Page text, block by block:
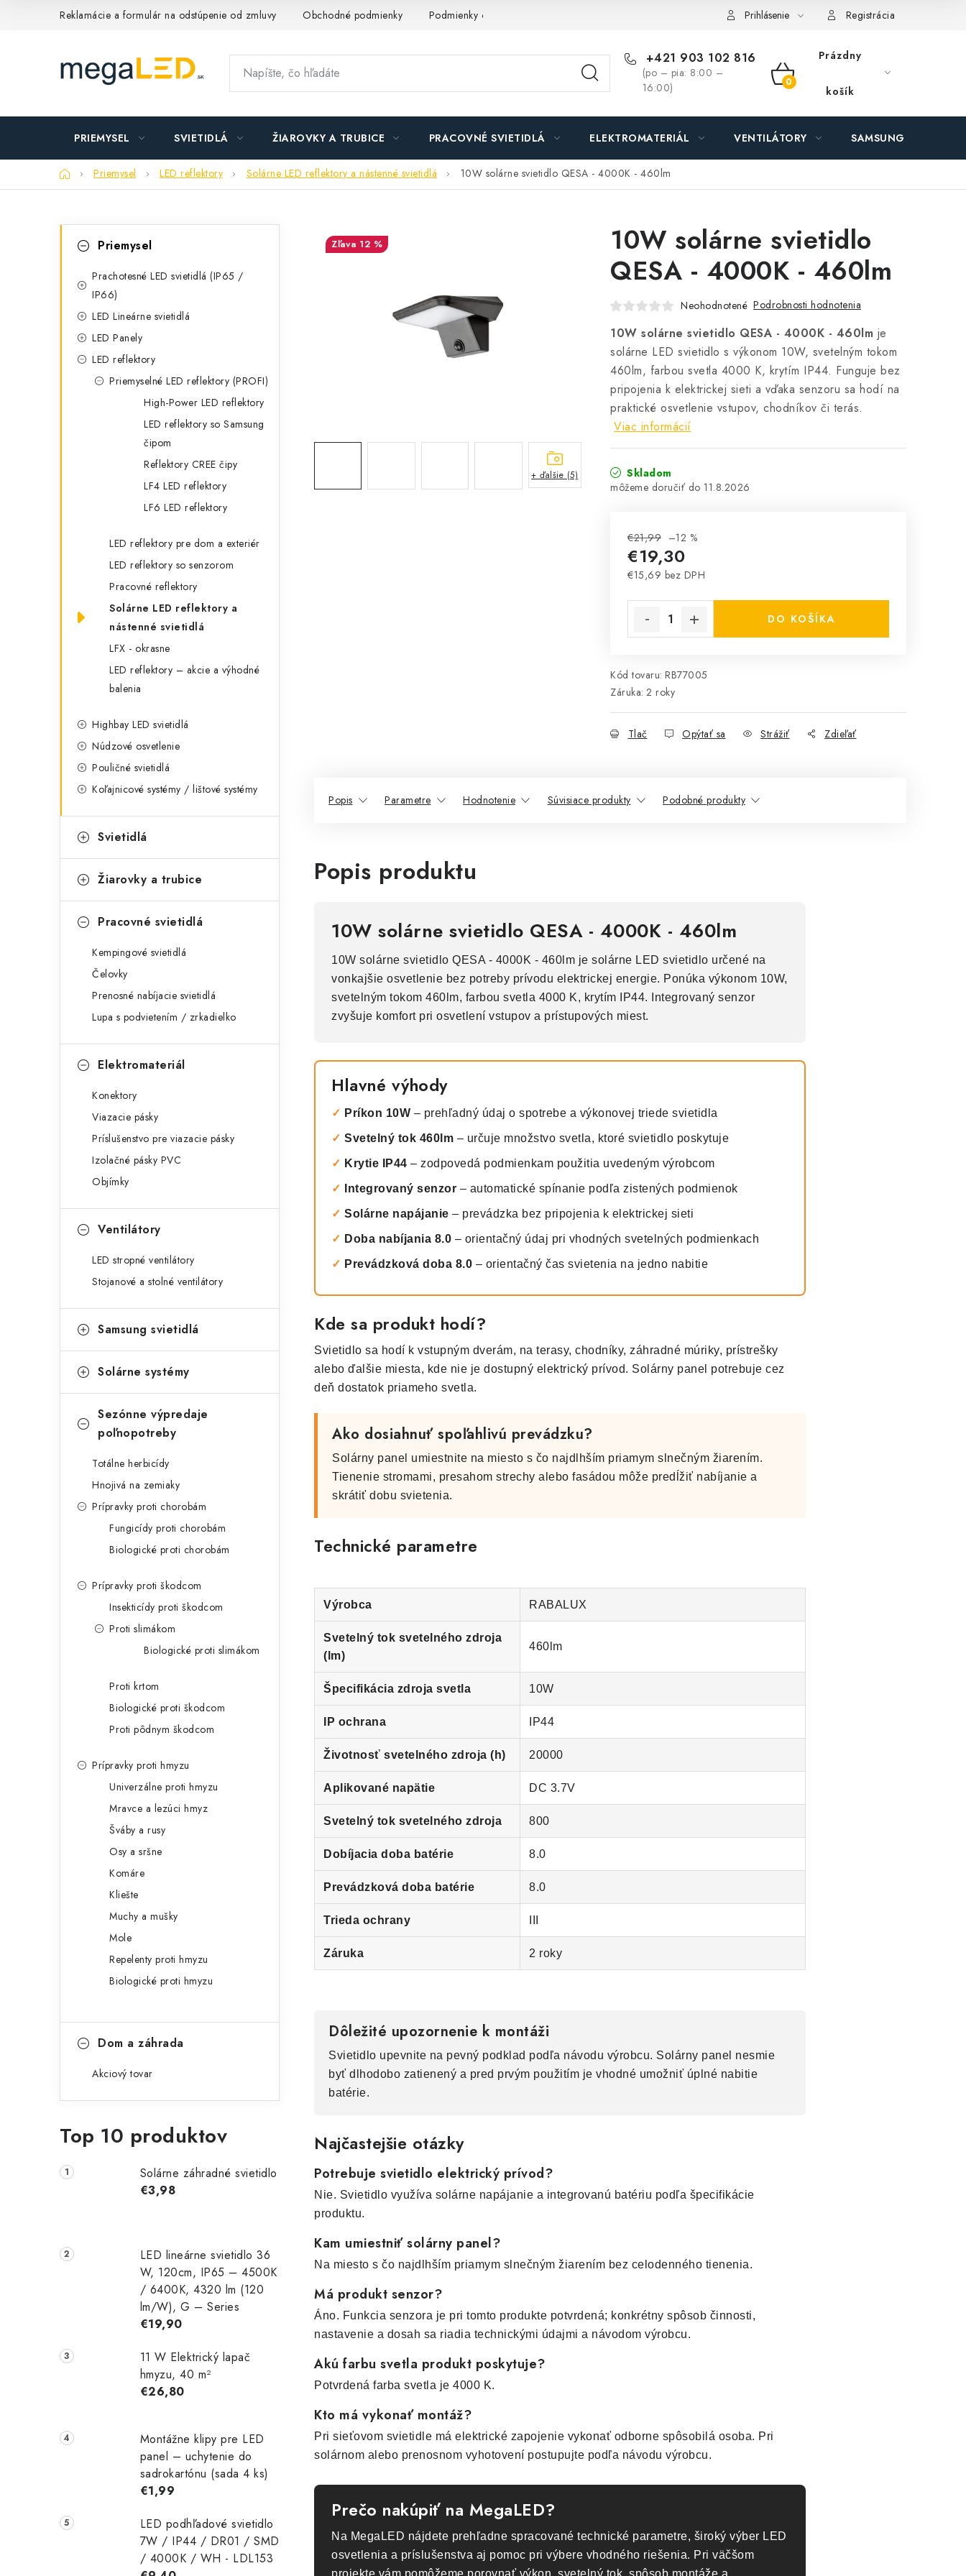
Reklamácie a formulár na odstúpenie od zmluvy Obchodné podmienky Podmienky ochrany osobných údajov O nás - MEGALED & JANTON Zákamenné Zľavy pre profíkov
Prihlásenie Registrácia
+421 903 102 816
(po – pia: 8:00 –
16:00)
NÁKUPNÝ
KOŠÍK
Prázdny
košík
PRIEMYSEL SVIETIDLÁ ŽIAROVKY A TRUBICE PRACOVNÉ SVIETIDLÁ ELEKTROMATERIÁL VENTILÁTORY SAMSUNG SVIETIDLÁ
DomovPriemysel LED reflektory Solárne LED reflektory a nástenné svietidlá 10W solárne svietidlo QESA - 4000K - 460lm
kategóriePriemysel
Prachotesné LED svietidlá (IP65 /
IP66)
LED Lineárne svietidlá
LED Panely
LED reflektory
Priemyselné LED reflektory (PROFI)
High-Power LED reflektory
LED reflektory so Samsung
čipom
Reflektory CREE čipy
LF4 LED reflektory
LF6 LED reflektory
LED reflektory pre dom a exteriér
LED reflektory so senzorom
Pracovné reflektory
Solárne LED reflektory a
nástenné svietidlá
LFX - okrasne
LED reflektory – akcie a výhodné
balenia
Highbay LED svietidlá
Núdzové osvetlenie
Pouličné svietidlá
Koľajnicové systémy / lištové systémy
Svietidlá
Žiarovky a trubice
Pracovné svietidlá
Kempingové svietidlá
Čelovky
Prenosné nabíjacie svietidlá
Lupa s podvietením / zrkadielko
Elektromateriál
Konektory
Viazacie pásky
Príslušenstvo pre viazacie pásky
Izolačné pásky PVC
Objímky
Ventilátory
LED stropné ventilátory
Stojanové a stolné ventilátory
Samsung svietidlá
Solárne systémy
Sezónne výpredaje
poľnopotreby
Totálne herbicídy
Hnojivá na zemiaky
Prípravky proti chorobám
Fungicídy proti chorobám
Biologické proti chorobám
Prípravky proti škodcom
Insekticídy proti škodcom
Proti slimákom
Biologické proti slimákom
Proti krtom
Biologické proti škodcom
Proti pôdnym škodcom
Prípravky proti hmyzu
Univerzálne proti hmyzu
Mravce a lezúci hmyz
Šváby a rusy
Osy a sršne
Komáre
Kliešte
Muchy a mušky
Mole
Repelenty proti hmyzu
Biologické proti hmyzu
Dom a záhrada
Akciový tovar
Top 10 produktov
Solárne záhradné svietidlo
€3,98
LED lineárne svietidlo 36
W, 120cm, IP65 – 4500K
/ 6400K, 4320 lm (120
lm/W), G – Series
€19,90
11 W Elektrický lapač
hmyzu, 40 m²
€26,80
Montážne klipy pre LED
panel – uchytenie do
sadrokartónu (sada 4 ks)
€1,99
LED podhľadové svietidlo
7W / IP44 / DR01 / SMD
/ 4000K / WH - LDL153
10W solárne svietidlo
QESA - 4000K - 460lm
Neohodnotené Podrobnosti hodnotenia
10W solárne svietidlo QESA - 4000K - 460lm je
solárne LED svietidlo s výkonom 10W, svetelným tokom
460lm, farbou svetla 4000 K, krytím IP44. Funguje bez
pripojenia k elektrickej sieti a vďaka senzoru sa hodí na
praktické osvetlenie vstupov, chodníkov či terás.
Viac informácií
Skladom
11.8.2026
€21,99 –12 %
€19,30
€15,69 bez DPH
DO KOŠÍKA
Kód tovaru: RB77005
Záruka: 2 roky
Tlač Opýtať sa Strážiť Zdieľať
12 %
+ ďalšie (5)
Popis Parametre Hodnotenie Súvisiace produkty Podobné produkty
Popis produktu
10W solárne svietidlo QESA - 4000K - 460lm
10W solárne svietidlo QESA - 4000K - 460lm je solárne LED svietidlo určené na
vonkajšie osvetlenie bez potreby prívodu elektrickej energie. Ponúka výkonom 10W,
svetelným tokom 460lm, farbou svetla 4000 K, krytím IP44. Integrovaný senzor
zvyšuje komfort pri osvetlení vstupov a prístupových miest.
Hlavné výhody
✓ Príkon 10W – prehľadný údaj o spotrebe a výkonovej triede svietidla
✓ Svetelný tok 460lm – určuje množstvo svetla, ktoré svietidlo poskytuje
✓ Krytie IP44 – zodpovedá podmienkam použitia uvedeným výrobcom
✓ Integrovaný senzor – automatické spínanie podľa zistených podmienok
✓ Solárne napájanie – prevádzka bez pripojenia k elektrickej sieti
✓ Doba nabíjania 8.0 – orientačný údaj pri vhodných svetelných podmienkach
✓ Prevádzková doba 8.0 – orientačný čas svietenia na jedno nabitie
Kde sa produkt hodí?
Svietidlo sa hodí k vstupným dverám, na terasy, chodníky, záhradné múriky, prístrešky
alebo ďalšie miesta, kde nie je dostupný elektrický prívod. Solárny panel potrebuje cez
deň dostatok priameho svetla.
Ako dosiahnuť spoľahlivú prevádzku?
Solárny panel umiestnite na miesto s čo najdlhším priamym slnečným žiarením.
Tienenie stromami, presahom strechy alebo fasádou môže predĺžiť nabíjanie a
skrátiť dobu svietenia.
Technické parametre
Výrobca RABALUX
Svetelný tok svetelného zdroja
(lm)
460lm
Špecifikácia zdroja svetla 10W
IP ochrana IP44
Životnosť svetelného zdroja (h) 20000
Aplikované napätie DC 3.7V
Svetelný tok svetelného zdroja 800
Dobíjacia doba batérie 8.0
Prevádzková doba batérie 8.0
Trieda ochrany
Záruka 2 roky
Dôležité upozornenie k montáži
Svietidlo upevnite na pevný podklad podľa návodu výrobcu. Solárny panel nesmie
byť dlhodobo zatienený a pred prvým použitím je vhodné umožniť úplné nabitie
batérie.
Najčastejšie otázky
Potrebuje svietidlo elektrický prívod?
Nie. Svietidlo využíva solárne napájanie a integrovanú batériu podľa špecifikácie
produktu.
Kam umiestniť solárny panel?
Na miesto s čo najdlhším priamym slnečným žiarením bez celodenného tienenia.
Má produkt senzor?
Áno. Funkcia senzora je pri tomto produkte potvrdená; konkrétny spôsob činnosti,
nastavenie a dosah sa riadia technickými údajmi a návodom výrobcu.
Akú farbu svetla produkt poskytuje?
Potvrdená farba svetla je 4000 K.
Kto má vykonať montáž?
Pri sieťovom svietidle má elektrické zapojenie vykonať odborne spôsobilá osoba. Pri
solárnom alebo prenosnom vyhotovení postupujte podľa návodu výrobcu.
Prečo nakúpiť na MegaLED?
Na MegaLED nájdete prehľadne spracované technické parametre, široký výber LED
osvetlenia a príslušenstva aj pomoc pri výbere vhodného riešenia. Pri väčšom
projekte vám pomôžeme porovnať výkon, svetelný tok, spôsob montáže a